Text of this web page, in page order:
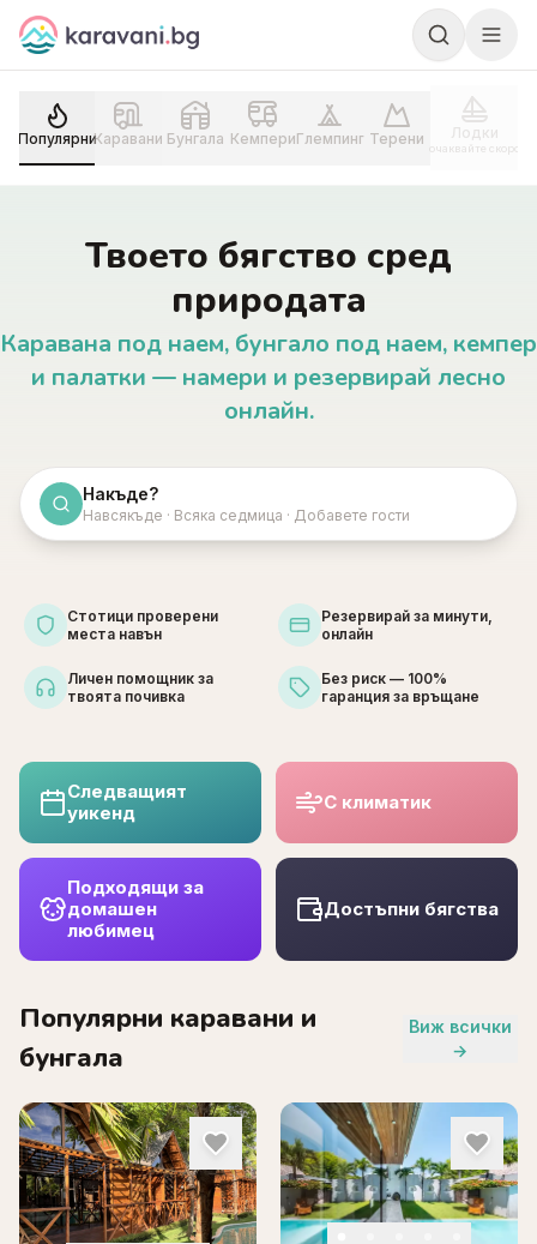
Skip to content
ПопулярниКаравани Бунгала КемпериГлемпинг Терени Лодки
очаквайте скоро
Твоето бягство сред
природата
Каравана под наем, бунгало под наем, кемпер
и палатки — намери и резервирай лесно
онлайн.
Накъде?
Навсякъде · Всяка седмица · Добавете гости
Стотици проверени
места навън
Резервирай за минути,
онлайн
Личен помощник за
твоята почивка
Без риск — 100%
гаранция за връщане
Следващият
уикенд
С климатик
Подходящи за
домашен
любимец
Достъпни бягства
Популярни каравани и
бунгала
Виж всички
→